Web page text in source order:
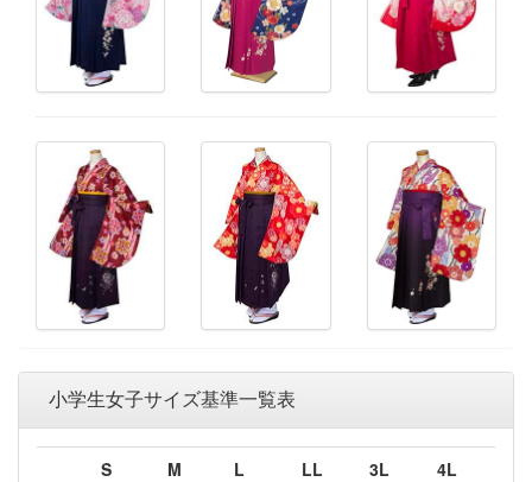
小学生女子サイズ基準一覧表
S M L LL 3L
4L